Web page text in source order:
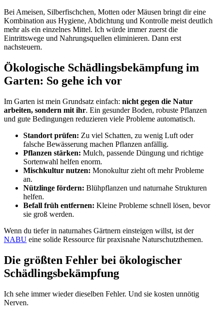
Bei Ameisen, Silberfischchen, Motten oder Mäusen bringt dir eine
Kombination aus Hygiene, Abdichtung und Kontrolle meist deutlich
mehr als ein einzelnes Mittel. Ich würde immer zuerst die
Eintrittswege und Nahrungsquellen eliminieren. Dann erst
nachsteuern.
Ökologische Schädlingsbekämpfung im
Garten: So gehe ich vor
Im Garten ist mein Grundsatz einfach: nicht gegen die Natur
arbeiten, sondern mit ihr. Ein gesunder Boden, robuste Pflanzen
und gute Bedingungen reduzieren viele Probleme automatisch.
Standort prüfen: Zu viel Schatten, zu wenig Luft oder
falsche Bewässerung machen Pflanzen anfällig.
Pflanzen stärken: Mulch, passende Düngung und richtige
Sortenwahl helfen enorm.
Mischkultur nutzen: Monokultur zieht oft mehr Probleme
an.
Nützlinge fördern: Blühpflanzen und naturnahe Strukturen
helfen.
Befall früh entfernen: Kleine Probleme schnell lösen, bevor
sie groß werden.
Wenn du tiefer in naturnahes Gärtnern einsteigen willst, ist der
NABU eine solide Ressource für praxisnahe Naturschutzthemen.
Die größten Fehler bei ökologischer
Schädlingsbekämpfung
Ich sehe immer wieder dieselben Fehler. Und sie kosten unnötig
Nerven.